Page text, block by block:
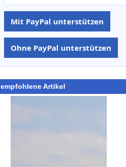
Mit PayPal unterstützen
Ohne PayPal unterstützen
empfohlene Artikel